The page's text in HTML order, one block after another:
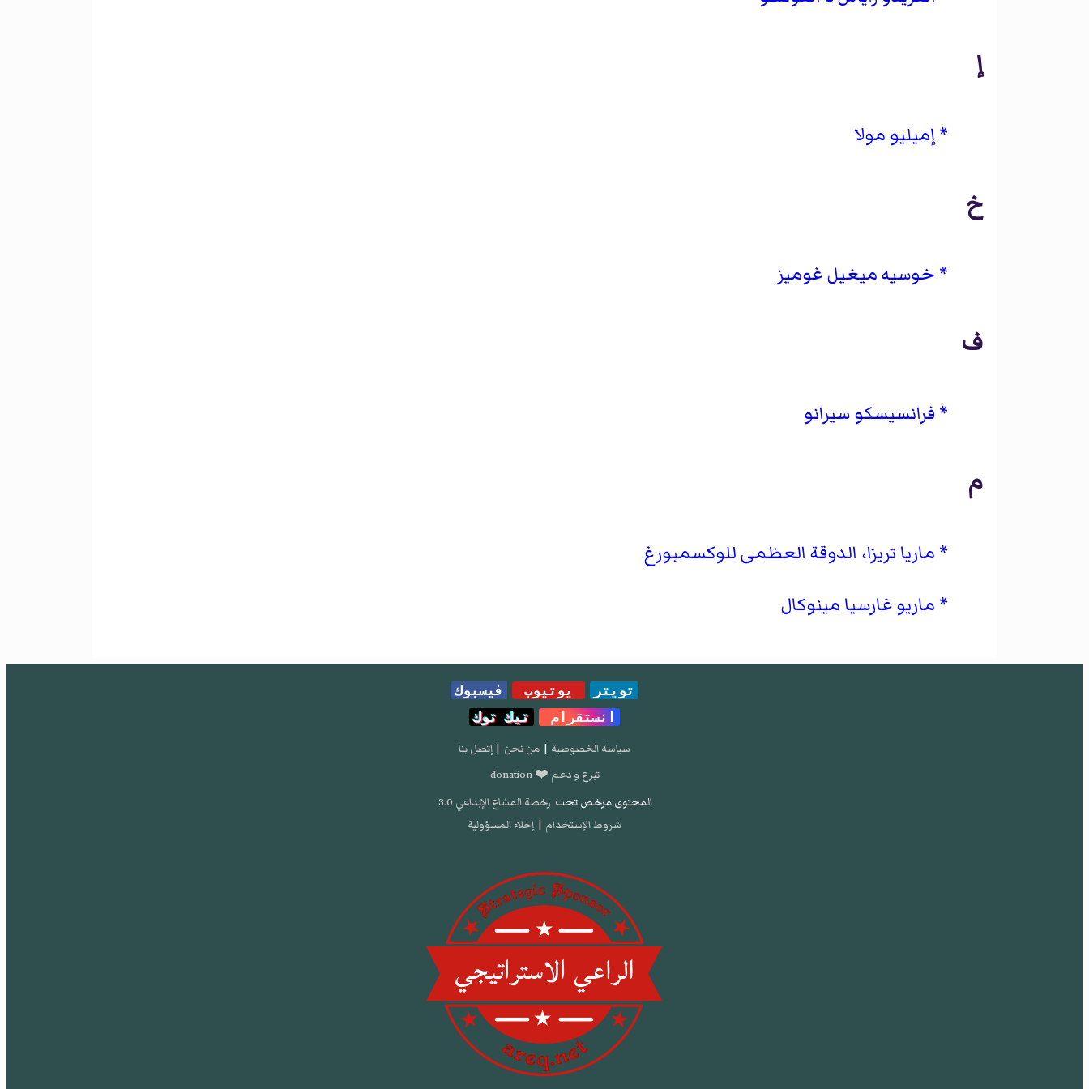
إ
إميليو مولا
خ
خوسيه ميغيل غوميز
ف
فرانسيسكو سيرانو
م
ماريا تريزا، الدوقة العظمى للوكسمبورغ
ماريو غارسيا مينوكال
تويتر يوتيوب
فيسبوك
انستقرام
تيك توك
سياسة الخصوصية | من نحن | إتصل بنا
تبرع و دعم ❤️ donation
المحتوى مرخص تحت رخصة المشاع الإبداعي 3.0
شروط الإستخدام | إخلاء المسؤولية